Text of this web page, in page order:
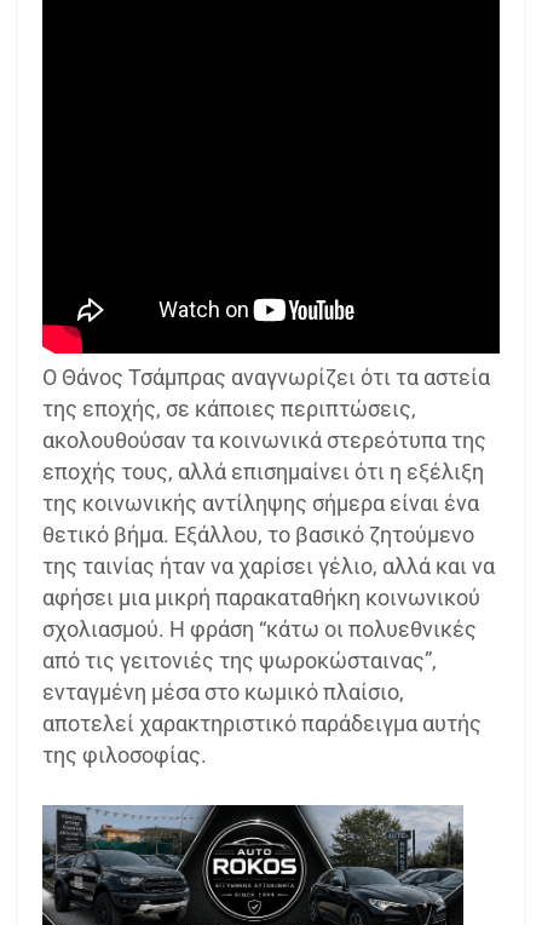
Ο Θάνος Τσάμπρας αναγνωρίζει ότι τα αστεία
της εποχής, σε κάποιες περιπτώσεις,
ακολουθούσαν τα κοινωνικά στερεότυπα της
εποχής τους, αλλά επισημαίνει ότι η εξέλιξη
της κοινωνικής αντίληψης σήμερα είναι ένα
θετικό βήμα. Εξάλλου, το βασικό ζητούμενο
της ταινίας ήταν να χαρίσει γέλιο, αλλά και να
αφήσει μια μικρή παρακαταθήκη κοινωνικού
σχολιασμού. Η φράση “κάτω οι πολυεθνικές
από τις γειτονιές της ψωροκώσταινας”,
ενταγμένη μέσα στο κωμικό πλαίσιο,
αποτελεί χαρακτηριστικό παράδειγμα αυτής
της φιλοσοφίας.